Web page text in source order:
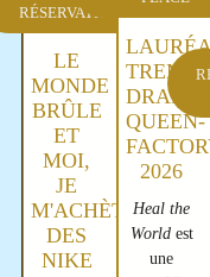
RÉSERVATION
LE
MONDE
BRÛLE
ET
MOI,
JE
M'ACHÈTE
DES
NIKE
DRAMA
QUEEN-
2026
Heal the
Worldest
une